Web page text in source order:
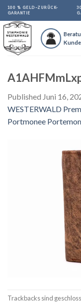
Skip
content
100 % GELD-ZURÜCK-
GARANTIE
Published Juni 16,
WESTERWALD
Portmonee
Trackbacks sind